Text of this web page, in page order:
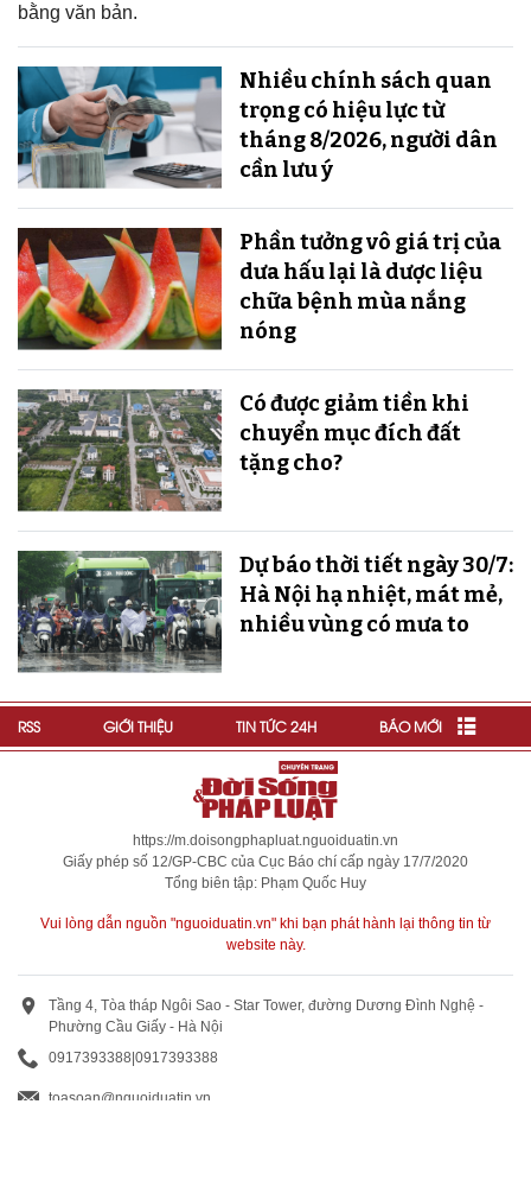
bằng văn bản.
Nhiều chính sách quan
trọng có hiệu lực từ
tháng 8/2026, người dân
cần lưu ý
Phần tưởng vô giá trị của
dưa hấu lại là dược liệu
chữa bệnh mùa nắng
nóng
Có được giảm tiền khi
chuyển mục đích đất
tặng cho?
Dự báo thời tiết ngày 30/7:
Hà Nội hạ nhiệt, mát mẻ,
nhiều vùng có mưa to
RSS GIỚI THIỆU TIN TỨC 24H BÁO MỚI
https://m.doisongphapluat.nguoiduatin.vn
Giấy phép số 12/GP-CBC của Cục Báo chí cấp ngày 17/7/2020
Tổng biên tập: Phạm Quốc Huy
Vui lòng dẫn nguồn "nguoiduatin.vn" khi bạn phát hành lại thông tin từ
website này.
Tầng 4, Tòa tháp Ngôi Sao - Star Tower, đường Dương Đình Nghệ -
Phường Cầu Giấy - Hà Nội
0917393388|0917393388
toasoan@nguoiduatin.vn